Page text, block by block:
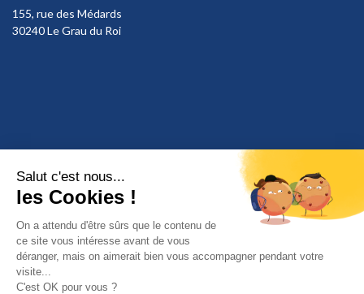
155, rue des Médards
30240 Le Grau du Roi